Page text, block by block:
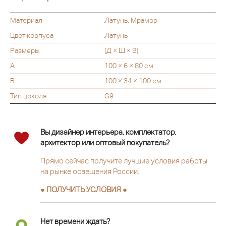
Материал
Латунь, Мрамор
Цвет корпуса
Латунь
Размеры
(Д × Ш × В)
A
100 × 6 × 80 см
B
100 × 34 × 100 см
Тип цоколя
G9
Вы дизайнер интерьера, комплектатор,
архитектор или оптовый покупатель?
Прямо сейчас получите лучшие условия работы
на рынке освещения России.
● ПОЛУЧИТЬ УСЛОВИЯ ●
Нет времени ждать?